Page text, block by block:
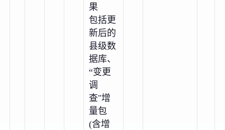
果
包括更
新后的
县级数
据库、
“变更
调
查"增
量包
(含增